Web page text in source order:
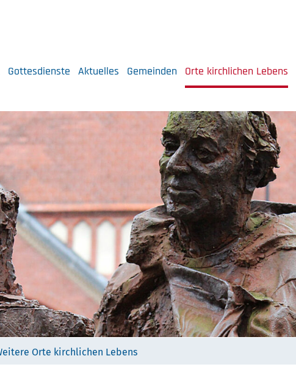
Gottesdienste Aktuelles Gemeinden Orte kirchlichen Lebens
Orte kirchlichen Lebens